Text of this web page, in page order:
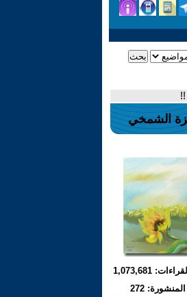
الشمخي
1,073,681
272